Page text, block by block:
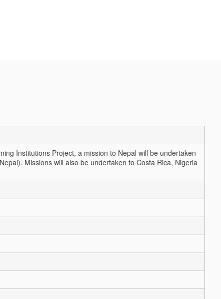
Institutions Project, a mission to Nepal will be undertaken
Missions will also be undertaken to Costa Rica, Nigeria